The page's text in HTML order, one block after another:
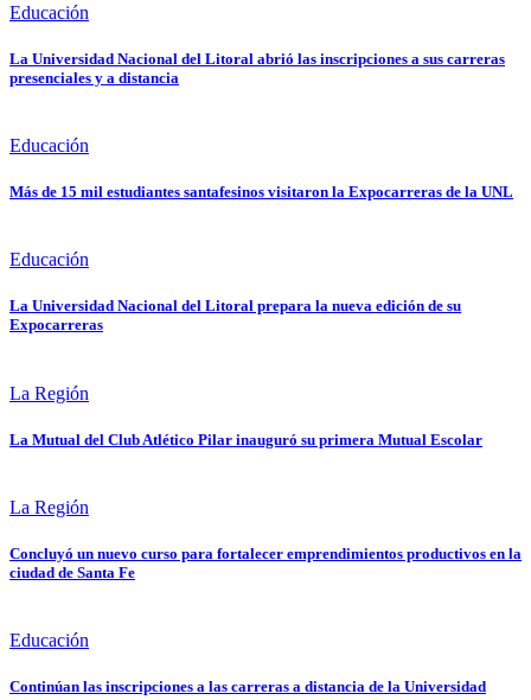
Educación
La Universidad Nacional del Litoral abrió las inscripciones a sus carreras
presenciales y a distancia
Educación
Más de 15 mil estudiantes santafesinos visitaron la Expocarreras de la UNL
Educación
La Universidad Nacional del Litoral prepara la nueva edición de su
Expocarreras
La Región
La Mutual del Club Atlético Pilar inauguró su primera Mutual Escolar
La Región
Concluyó un nuevo curso para fortalecer emprendimientos productivos en la
ciudad de Santa Fe
Educación
Continúan las inscripciones a las carreras a distancia de la Universidad